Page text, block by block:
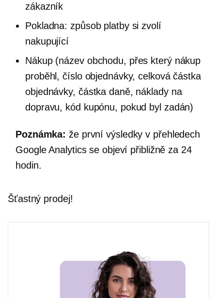
zákazník
Pokladna: způsob platby si zvolí
nakupující
Nákup (název obchodu, přes který nákup
proběhl, číslo objednávky, celková částka
objednávky, částka daně, náklady na
dopravu, kód kupónu, pokud byl zadán)
Poznámka: že první výsledky v přehledech
Google Analytics se objeví přibližně za 24
hodin.
Šťastný prodej!